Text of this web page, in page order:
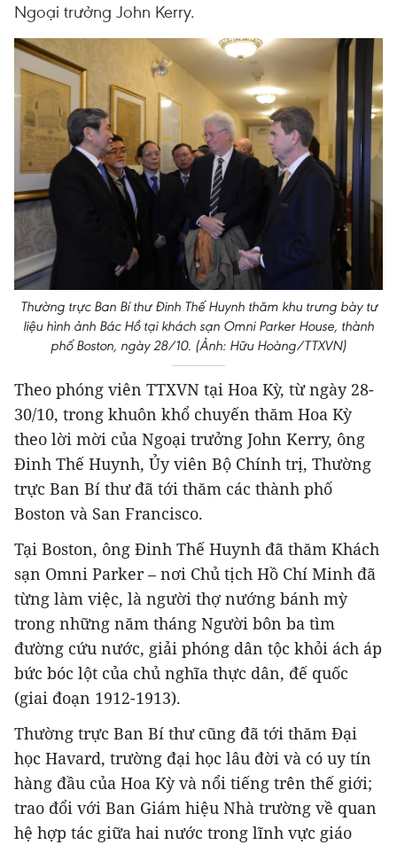
Ngoại trưởng John Kerry.
Thường trực Ban Bí thư Đinh Thế Huynh thăm khu trưng bày tư
liệu hình ảnh Bác Hồ tại khách sạn Omni Parker House, thành
phố Boston, ngày 28/10. (Ảnh: Hữu Hoàng/TTXVN)
Theo phóng viên TTXVN tại Hoa Kỳ, từ ngày 28-
30/10, trong khuôn khổ chuyến thăm Hoa Kỳ
theo lời mời của Ngoại trưởng John Kerry, ông
Đinh Thế Huynh, Ủy viên Bộ Chính trị, Thường
trực Ban Bí thư đã tới thăm các thành phố
Boston và San Francisco.
Tại Boston, ông Đinh Thế Huynh đã thăm Khách
sạn Omni Parker – nơi Chủ tịch Hồ Chí Minh đã
từng làm việc, là người thợ nướng bánh mỳ
trong những năm tháng Người bôn ba tìm
đường cứu nước, giải phóng dân tộc khỏi ách áp
bức bóc lột của chủ nghĩa thực dân, đế quốc
(giai đoạn 1912-1913).
Thường trực Ban Bí thư cũng đã tới thăm Đại
học Havard, trường đại học lâu đời và có uy tín
hàng đầu của Hoa Kỳ và nổi tiếng trên thế giới;
trao đổi với Ban Giám hiệu Nhà trường về quan
hệ hợp tác giữa hai nước trong lĩnh vực giáo